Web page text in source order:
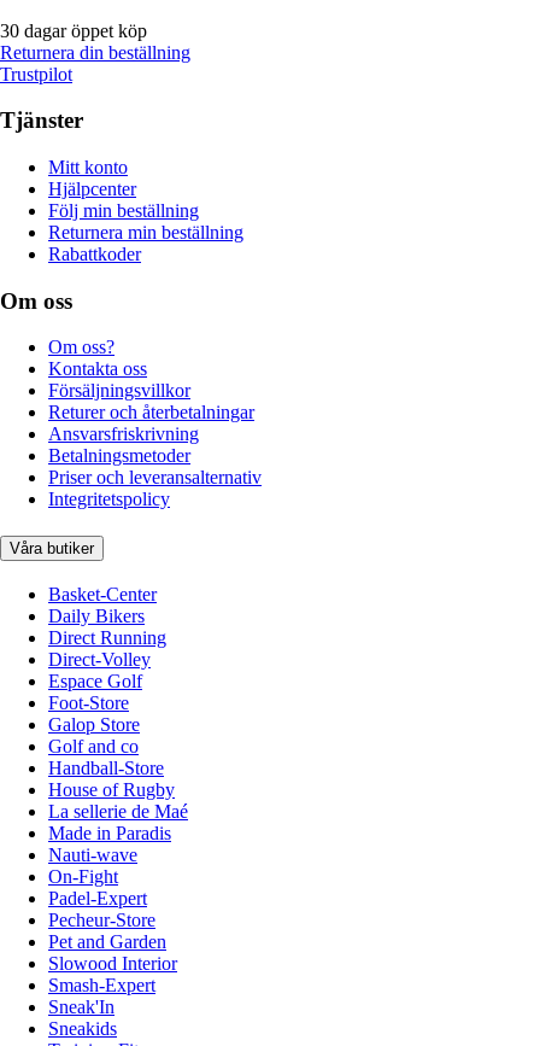
30 dagar öppet köp
Returnera din beställning
Trustpilot
Tjänster
Mitt konto
Hjälpcenter
Följ min beställning
Returnera min beställning
Rabattkoder
Om oss
Om oss?
Kontakta oss
Försäljningsvillkor
Returer och återbetalningar
Ansvarsfriskrivning
Betalningsmetoder
Priser och leveransalternativ
Integritetspolicy
Våra butiker
Basket-Center
Daily Bikers
Direct Running
Direct-Volley
Espace Golf
Foot-Store
Galop Store
Golf and co
Handball-Store
House of Rugby
La sellerie de Maé
Made in Paradis
Nauti-wave
On-Fight
Padel-Expert
Pecheur-Store
Pet and Garden
Slowood Interior
Smash-Expert
Sneak'In
Sneakids